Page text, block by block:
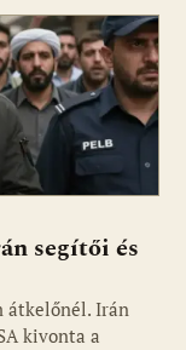
segítői és
átkelőnél. Irán
kivonta a